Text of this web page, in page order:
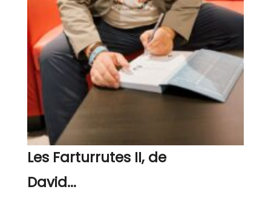
Les Farturrutes II, de
David...